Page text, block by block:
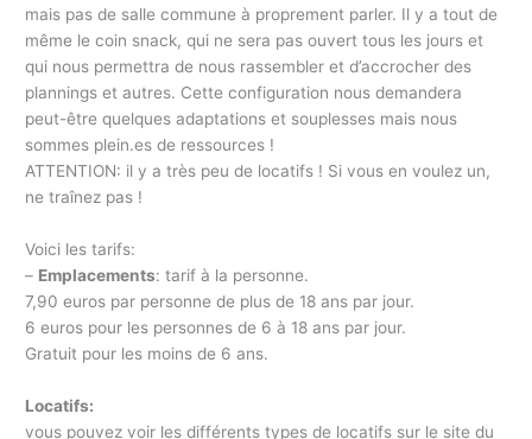
mais pas de salle commune à proprement parler. Il y a tout de
même le coin snack, qui ne sera pas ouvert tous les jours et
qui nous permettra de nous rassembler et d’accrocher des
plannings et autres. Cette configuration nous demandera
peut-être quelques adaptations et souplesses mais nous
sommes plein.es de ressources !
ATTENTION: il y a très peu de locatifs ! Si vous en voulez un,
ne traînez pas !
Voici les tarifs:
– Emplacements: tarif à la personne.
7,90 euros par personne de plus de 18 ans par jour.
6 euros pour les personnes de 6 à 18 ans par jour.
Gratuit pour les moins de 6 ans.
Locatifs:
vous pouvez voir les différents types de locatifs sur le site du